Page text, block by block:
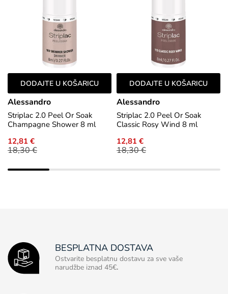
DODAJTE U KOŠARICU
Alessandro
Striplac 2.0 Peel Or Soak
Champagne Shower 8 ml
12,81 €
18,30 €
DODAJTE U KOŠARICU
Alessandro
Striplac 2.0 Peel Or Soak
Classic Rosy Wind 8 ml
12,81 €
18,30 €
BESPLATNA DOSTAVA
Ostvarite besplatnu dostavu za sve vaše
narudžbe iznad 45€.